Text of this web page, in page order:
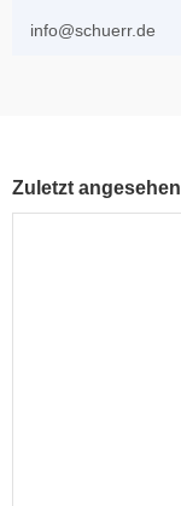
info@schuerr.de
Zuletzt angesehen